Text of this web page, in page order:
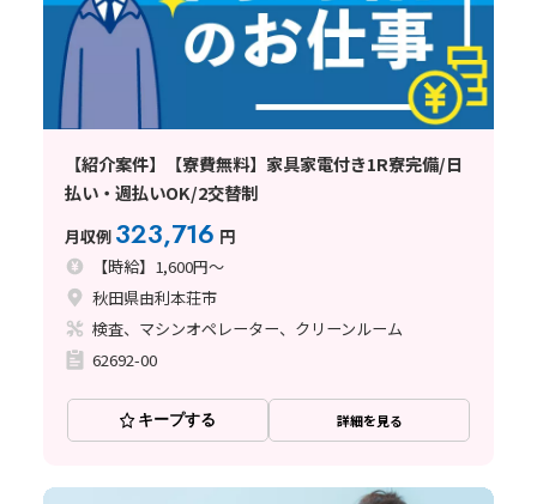
【紹介案件】【寮費無料】家具家電付き1R寮完備/日
払い・週払いOK/2交替制
月収例 323,716 円
【時給】1,600円～
秋田県由利本荘市
検査、マシンオペレーター、クリーンルーム
62692-00
キープする 詳細を見る